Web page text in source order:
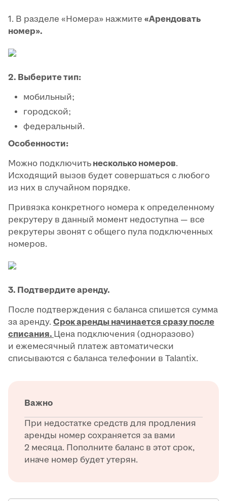
1. В разделе «Номера» нажмите «Арендовать
номер».
2. Выберите тип:
мобильный;
городской;
федеральный.
Особенности:
Можно подключить несколько номеров.
Исходящий вызов будет совершаться с любого
из них в случайном порядке.
Привязка конкретного номера к определенному
рекрутеру в данный момент недоступна — все
рекрутеры звонят с общего пула подключенных
номеров.
3. Подтвердите аренду.
После подтверждения с баланса спишется сумма
за аренду. Срок аренды начинается сразу после
списания. Цена подключения (одноразово)
и ежемесячный платеж автоматически
списываются с баланса телефонии в Talantix.
Важно
При недостатке средств для продления
аренды номер сохраняется за вами
2 месяца. Пополните баланс в этот срок,
иначе номер будет утерян.